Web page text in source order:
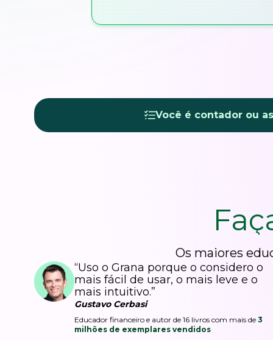
Você é contador ou
Os maiores
“Uso o Grana porque o considero o
mais fácil de usar, o mais leve e o
mais intuitivo.”
Gustavo Cerbasi
Educador financeiro e autor de 16 livros com mais de 3
milhões de exemplares vendidos